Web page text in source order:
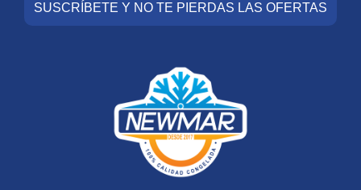
SUSCRÍBETE Y NO TE PIERDAS LAS OFERTAS